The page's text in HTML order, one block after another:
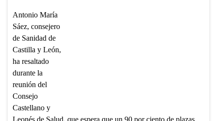
Antonio María
Sáez, consejero
de Sanidad de
Castilla y León,
ha resaltado
durante la
reunión del
Consejo
Castellano y
Leonés de Salud, que espera que un 90 por ciento de plazas